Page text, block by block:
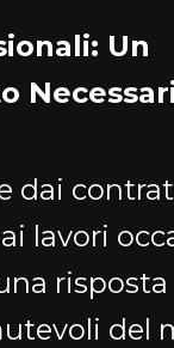
Un
dai
lavori
risposta
del